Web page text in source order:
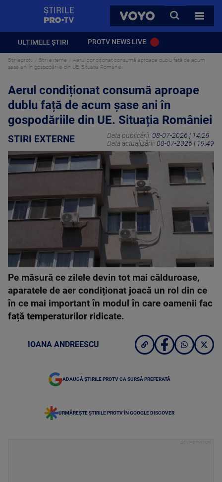
VOYO
CAUTA
TOATE
ULTIMELE ȘTIRI PROTV NEWS LIVE
Stirileprotv Stiri externe
Aerul condiționat consumă aproape dublu față de acum
șase ani în gospodăriile din UE. Situația României
Aerul condiționat consumă aproape
dublu față de acum șase ani în
gospodăriile din UE. Situația României
STIRI EXTERNE Data publicării: 08-07-2026 | 14:29
Data actualizării: 08-07-2026 | 19:49
Pe măsură ce zilele devin tot mai călduroase,
aparatele de aer condiționat joacă un rol din ce
în ce mai important în modul în care oamenii fac
față temperaturilor ridicate.
IOANA ANDREESCU
ADAUGĂ ȘTIRILE PROTV CA SURSĂ PREFERATĂ
URMĂREȘTE ȘTIRILE PROTV ÎN GOOGLE DISCOVER